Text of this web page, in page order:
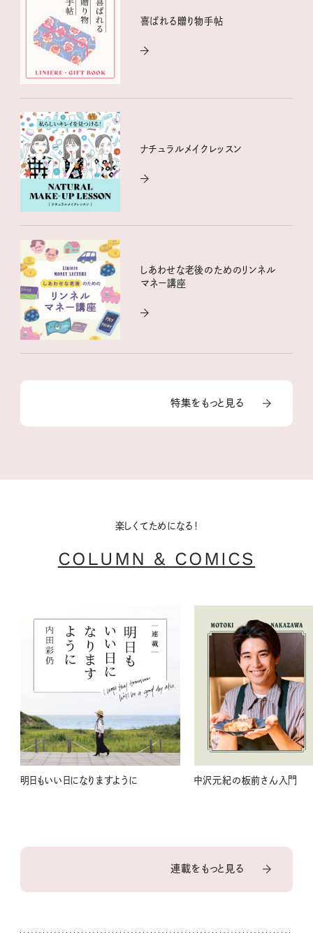
喜ばれる贈り物手帖
ナチュラルメイクレッスン
しあわせな老後のためのリンネル
マネー講座
特集をもっと見る
楽しくてためになる！
COLUMN & COMICS
明日もいい日になりますように 中沢元紀の板前さん入門
連載をもっと見る